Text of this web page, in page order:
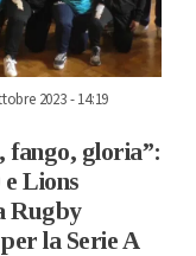
2023 - 14:19
fango, gloria”:
e Lions
Rugby
la Serie A